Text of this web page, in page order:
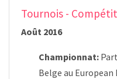
Tournois -
Août 2016
Championnat:
Belge au European